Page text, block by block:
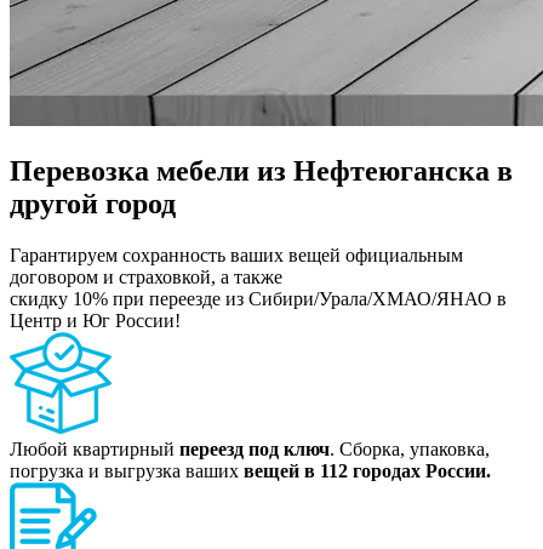
Перевозка мебели из Нефтеюганска в
другой город
Гарантируем сохранность ваших вещей официальным
договором и страховкой, а также
скидку 10% при переезде из Сибири/Урала/ХМАО/ЯНАО в
Центр и Юг России!
Любой квартирный переезд под ключ. Сборка, упаковка,
погрузка и выгрузка ваших вещей в 112 городах России.